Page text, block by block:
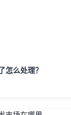
怎么处理？